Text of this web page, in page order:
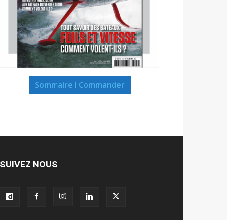
Sommaire I Commander
SUIVEZ NOUS